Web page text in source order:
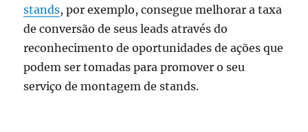
stands, por exemplo, consegue melhorar a taxa
de conversão de seus leads através do
reconhecimento de oportunidades de ações que
podem ser tomadas para promover o seu
serviço de montagem de stands.